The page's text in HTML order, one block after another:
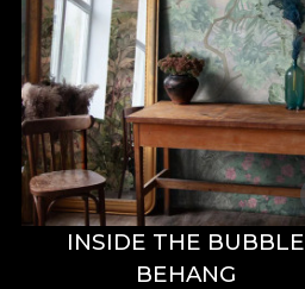
INSIDE THE BUBBLE
BEHANG